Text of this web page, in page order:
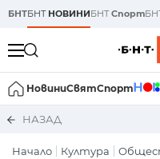
БНТБНТ НОВИНИБНТСпорт
НовиниСвятСпорт
НАЗАД
Начало Култура